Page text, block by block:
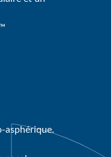
asphérique.